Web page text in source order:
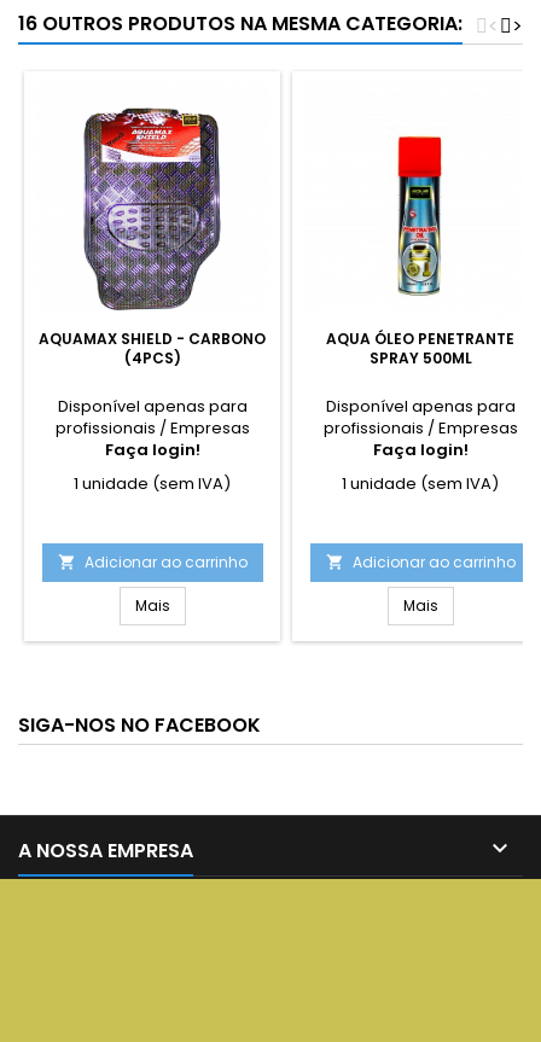
16 OUTROS PRODUTOS NA MESMA CATEGORIA: >
<
AQUAMAX SHIELD - CARBONO
(4PCS)
Disponível apenas para
profissionais / Empresas
Faça login!
1 unidade (sem IVA)
 Adicionar ao carrinho
Mais
AQUA ÓLEO PENETRANTE
SPRAY 500ML
Disponível apenas para
profissionais / Empresas
Faça login!
1 unidade (sem IVA)
 Adicionar ao carrinho
Mais
SIGA-NOS NO FACEBOOK
A NOSSA EMPRESA 